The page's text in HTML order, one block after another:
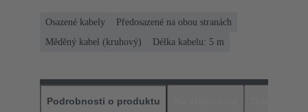
Osazené kabely
Předosazené na obou stranách
Měděný kabel (kruhový)
Délka kabelu: 5 m
Podrobnosti o produktu